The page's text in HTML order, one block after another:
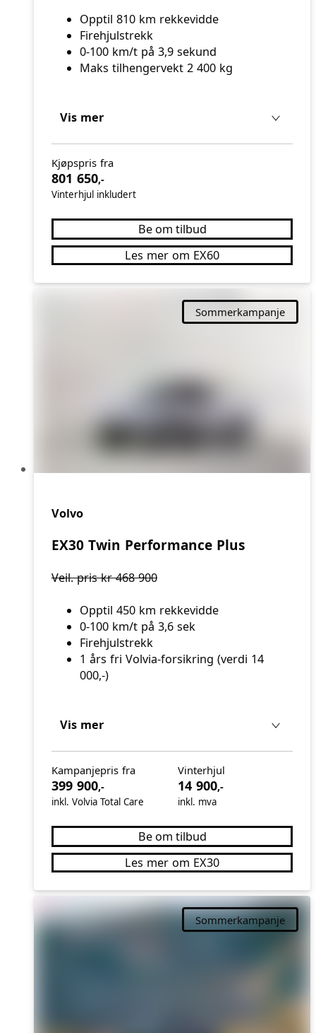
Opptil 810 km rekkevidde
Firehjulstrekk
0-100 km/t på 3,9 sekund
Maks tilhengervekt 2 400 kg
Vis mer
Kjøpspris fra
801 650,-
Vinterhjul inkludert
Be om tilbud
Les mer om EX60
Sommerkampanje
Volvo
EX30 Twin Performance Plus
Veil. pris kr 468 900
Opptil 450 km rekkevidde
0-100 km/t på 3,6 sek
Firehjulstrekk
1 års fri Volvia-forsikring (verdi 14
000,-)
Vis mer
Kampanjepris fra
399 900,-
inkl. Volvia Total Care
Vinterhjul
14 900,-
inkl. mva
Be om tilbud
Les mer om EX30
Sommerkampanje